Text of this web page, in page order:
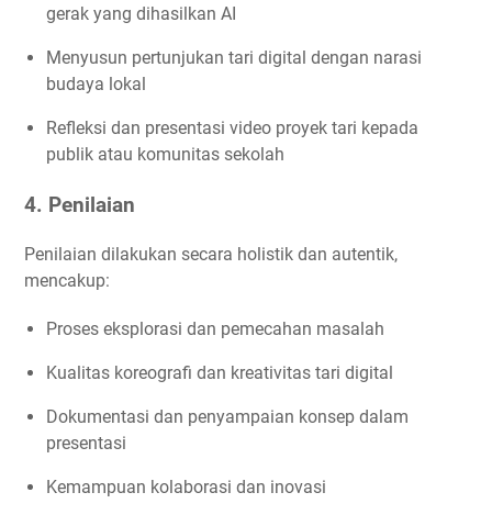
gerak yang dihasilkan AI
Menyusun pertunjukan tari digital dengan narasi
budaya lokal
Refleksi dan presentasi video proyek tari kepada
publik atau komunitas sekolah
4. Penilaian
Penilaian dilakukan secara holistik dan autentik,
mencakup:
Proses eksplorasi dan pemecahan masalah
Kualitas koreografi dan kreativitas tari digital
Dokumentasi dan penyampaian konsep dalam
presentasi
Kemampuan kolaborasi dan inovasi